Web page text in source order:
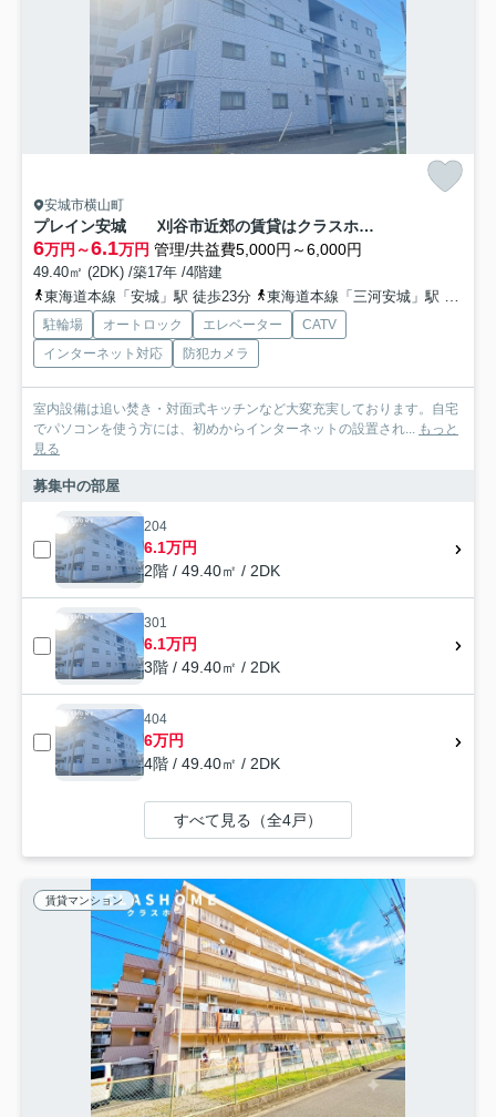
安城市横山町
プレイン安城 刈谷市近郊の賃貸はクラスホーム刈谷店
6万円～6.1万円 管理/共益費5,000円～6,000円
49.40㎡ (2DK) /築17年 /4階建
東海道本線「安城」駅 徒歩23分
東海道本線「三河安城」駅 徒歩22分
駐輪場 オートロック エレベーター
CATV
インターネット対応
防犯カメラ
室内設備は追い焚き・対面式キッチンなど大変充実しております。自宅
でパソコンを使う方には、初めからインターネットの設置され... もっと
見る
募集中の部屋
204
6.1万円
2階 / 49.40㎡ / 2DK
301
6.1万円
3階 / 49.40㎡ / 2DK
404
6万円
4階 / 49.40㎡ / 2DK
すべて見る（全4戸）
賃貸マンション